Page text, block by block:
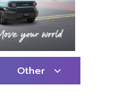
Other